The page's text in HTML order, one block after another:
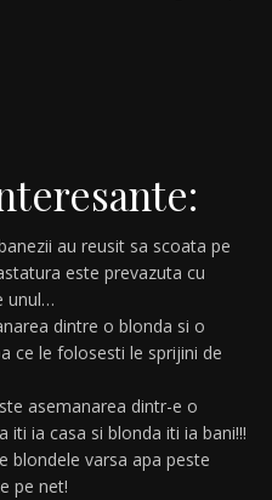
au reusit sa scoata pe
este prevazuta cu
unul…
dintre o blonda si o
ce le folosesti le sprijini de
asemanarea dintr-e o
iti ia casa si blonda iti ia bani!!!
blondele varsa apa peste
pe net!